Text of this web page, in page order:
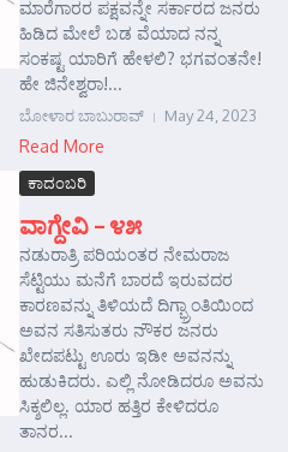
ಮಾರೆಗಾರರ ಪಕ್ಷವನ್ನೇ ಸರ್ಕಾರದ ಜನರು
ಹಿಡಿದ ಮೇಲೆ ಬಡ ವೆಯಾದ ನನ್ನ
ಸಂಕಷ್ಟ ಯಾರಿಗೆ ಹೇಳಲಿ? ಭಗವಂತನೇ!
ಹೇ ಜಿನೇಶ್ವರಾ!...
ಬೋಳಾರ ಬಾಬುರಾವ್ May 24, 2023
Read More
ಕಾದಂಬರಿ
ವಾಗ್ದೇವಿ – ೪೫
ನಡುರಾತ್ರಿ ಪರಿಯಂತರ ನೇಮರಾಜ
ಸೆಟ್ಟಿಯು ಮನೆಗೆ ಬಾರದೆ ಇರುವದರ
ಕಾರಣವನ್ನು ತಿಳಿಯದೆ ದಿಗ್ಭ್ರಾಂತಿಯಿಂದ
ಅವನ ಸತಿಸುತರು ನೌಕರ ಜನರು
ಖೇದಪಟ್ಟು ಊರು ಇಡೀ ಅವನನ್ನು
ಹುಡುಕಿದರು. ಎಲ್ಲಿ ನೋಡಿದರೂ ಅವನು
ಸಿಕ್ಶಲಿಲ್ಲ. ಯಾರ ಹತ್ತಿರ ಕೇಳಿದರೂ
ತಾನರ...